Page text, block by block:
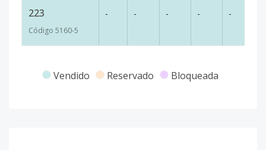
223
Código 5160-5
- - - - -
Vendido Reservado Bloqueada